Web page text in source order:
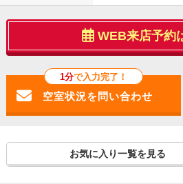
WEB来店予約
1分で入力完了！
お気に入り一覧を見る